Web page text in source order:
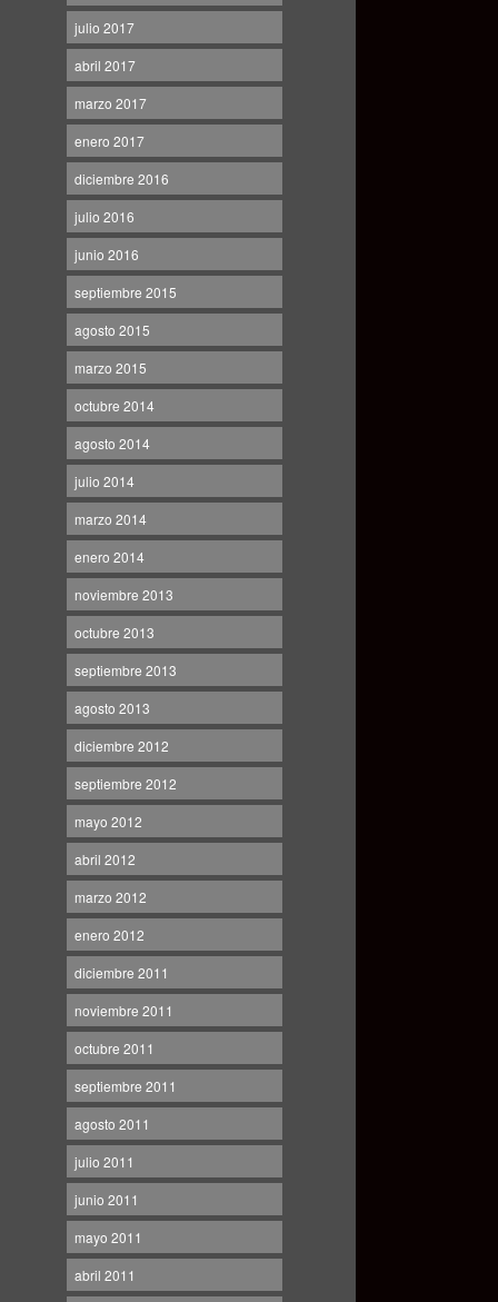
julio 2017
abril 2017
marzo 2017
enero 2017
diciembre 2016
julio 2016
junio 2016
septiembre 2015
agosto 2015
marzo 2015
octubre 2014
agosto 2014
julio 2014
marzo 2014
enero 2014
noviembre 2013
octubre 2013
septiembre 2013
agosto 2013
diciembre 2012
septiembre 2012
mayo 2012
abril 2012
marzo 2012
enero 2012
diciembre 2011
noviembre 2011
octubre 2011
septiembre 2011
agosto 2011
julio 2011
junio 2011
mayo 2011
abril 2011